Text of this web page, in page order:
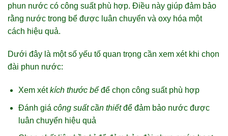
phun nước có công suất phù hợp. Điều này giúp đảm bảo
rằng nước trong bể được luân chuyển và oxy hóa một
cách hiệu quả.
Dưới đây là một số yếu tố quan trọng cần xem xét khi chọn
đài phun nước:
Xem xétkích thước bểđể chọn công suất phù hợp
Đánh giá công suất cần thiếtđể đảm bảo nước được
luân chuyển hiệu quả